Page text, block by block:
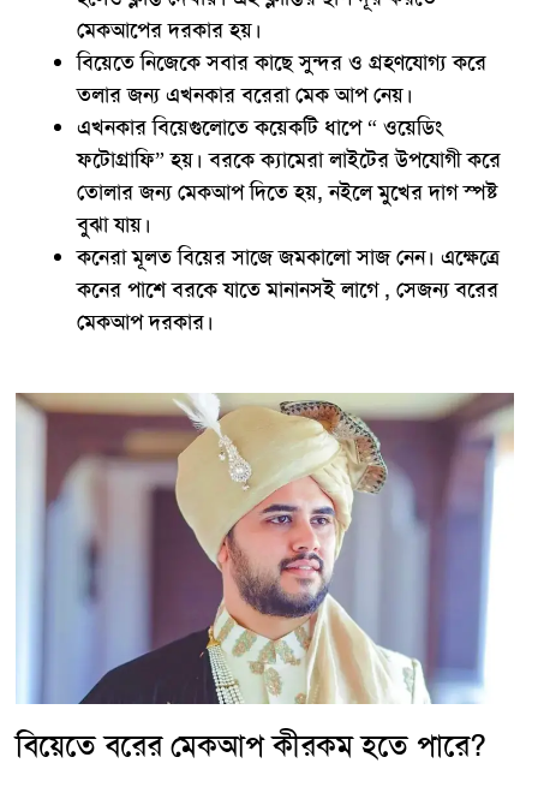
মেকআপের দরকার হয়।
বিয়েতে নিজেকে সবার কাছে সুন্দর ও গ্রহণযোগ্য করে
তলার জন্য এখনকার বরেরা মেক আপ নেয়।
এখনকার বিয়েগুলোতে কয়েকটি ধাপে “ ওয়েডিং
ফটোগ্রাফি” হয়। বরকে ক্যামেরা লাইটের উপযোগী করে
তোলার জন্য মেকআপ দিতে হয়, নইলে মুখের দাগ স্পষ্ট
বুঝা যায়।
কনেরা মূলত বিয়ের সাজে জমকালো সাজ নেন। এক্ষেত্রে
কনের পাশে বরকে যাতে মানানসই লাগে , সেজন্য বরের
মেকআপ দরকার।
বিয়েতে বরের মেকআপ কীরকম হতে পারে?